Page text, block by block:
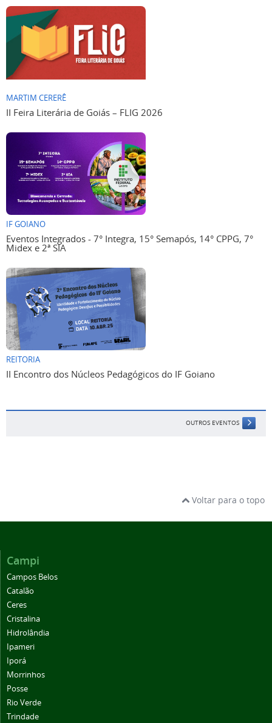
MARTIM CERERÊ
II Feira Literária de Goiás – FLIG 2026
IF GOIANO
Eventos Integrados - 7° Integra, 15° Semapós, 14° CPPG, 7°
Midex e 2ª SIA
REITORIA
II Encontro dos Núcleos Pedagógicos do IF Goiano
OUTROS EVENTOS
Voltar para o topo
Campi
Campos Belos
Catalão
Ceres
Cristalina
Hidrolândia
Ipameri
Iporá
Morrinhos
Posse
Rio Verde
Trindade